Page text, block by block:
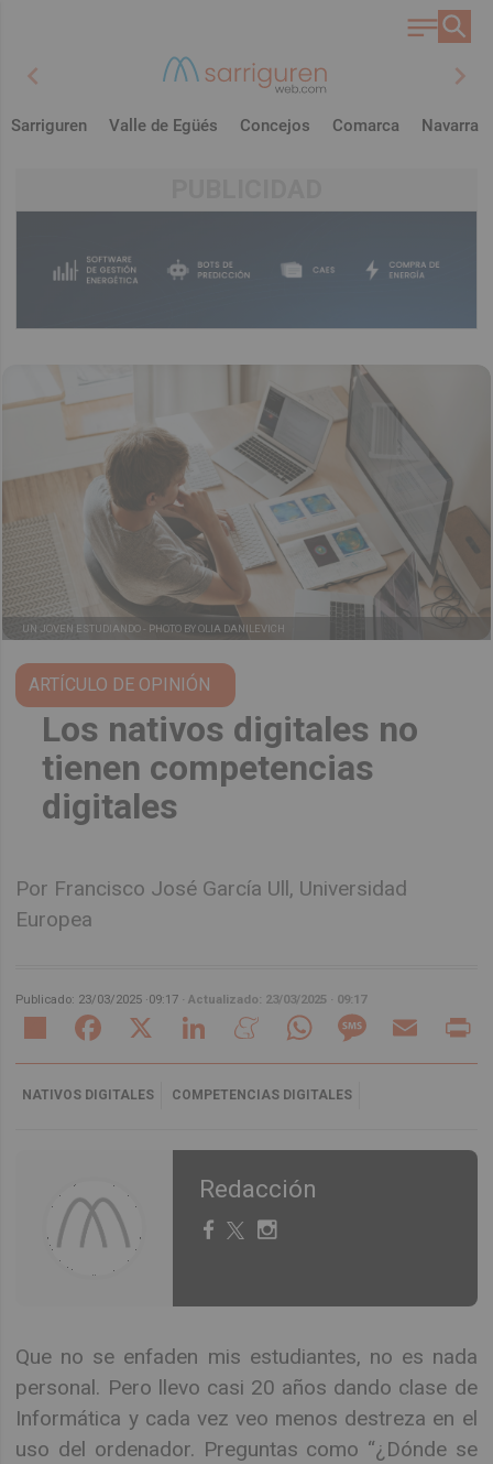
chevron_left chevron_right
Sarriguren Valle de Egüés Concejos Comarca Navarra
Los nativos digitales no
tienen competencias
digitales
Por Francisco José García Ull, Universidad
Europea
Publicado: 23/03/2025 ·09:17 · Actualizado: 23/03/2025 · 09:17
UN JOVEN ESTUDIANDO - PHOTO BY OLIA DANILEVICH
Share Facebook LinkedIn MeneameWhatsAppMessageEmail
NATIVOS DIGITALES COMPETENCIAS DIGITALES
Redacción
Que no se enfaden mis estudiantes, no es nada
personal. Pero llevo casi 20 años dando clase de
Informática y cada vez veo menos destreza en el
uso del ordenador. Preguntas como “¿Dónde se